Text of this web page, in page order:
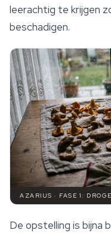
leerachtig te krijgen
beschadigen.
AZARIUS · FASE 1:
De opstelling is bijna